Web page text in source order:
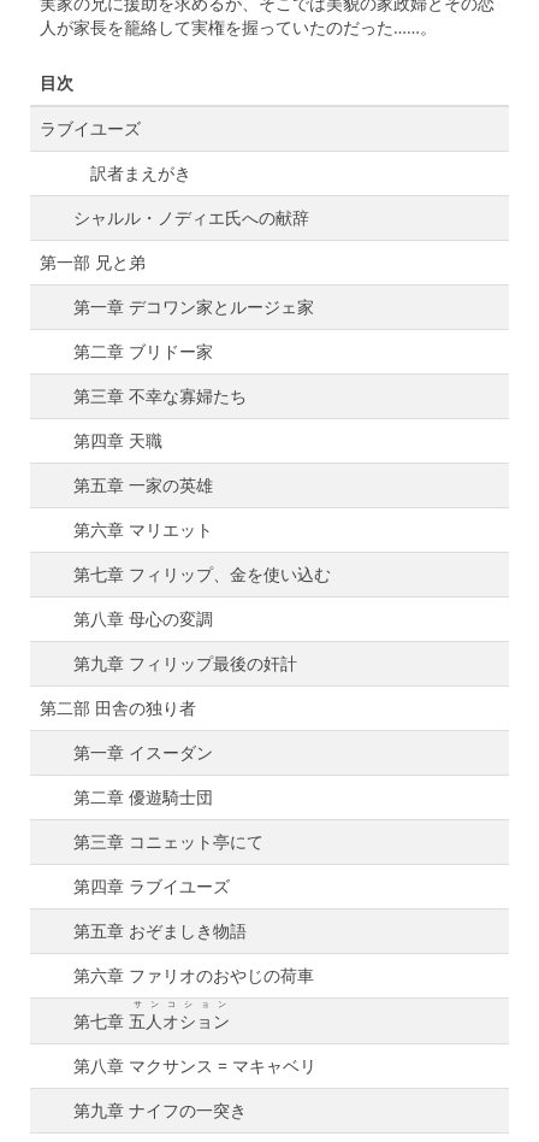
人が家長を籠絡して実権を握っていたのだった……。
目次
ラブイユーズ
訳者まえがき
シャルル・ノディエ氏への献辞
第一部 兄と弟
第一章 デコワン家とルージェ家
第二章 ブリドー家
第三章 不幸な寡婦たち
第四章 天職
第五章 一家の英雄
第六章 マリエット
第七章 フィリップ、金を使い込む
第八章 母心の変調
第九章 フィリップ最後の奸計
第二部 田舎の独り者
第一章 イスーダン
第二章 優遊騎士団
第三章 コニェット亭にて
第四章 ラブイユーズ
第五章 おぞましき物語
第六章 ファリオのおやじの荷車
第七章 五人オション
サンコション
第八章 マクサンス = マキャベリ
第九章 ナイフの一突き